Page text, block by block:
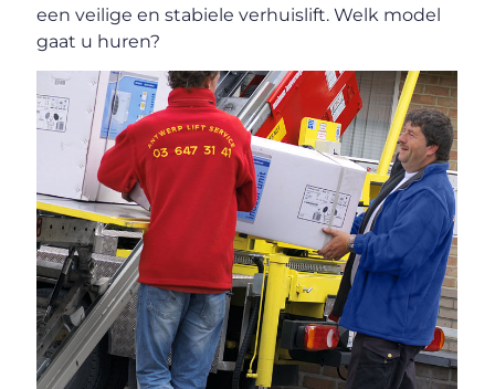
een veilige en stabiele verhuislift. Welk model
gaat u huren?